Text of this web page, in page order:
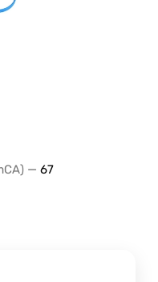
— 67